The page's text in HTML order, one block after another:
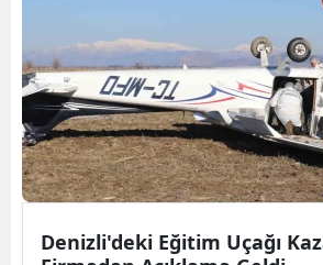
Denizli'deki Eğitim Uçağı